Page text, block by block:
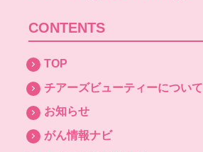
CONTENTS
TOP
チアーズビューティーについて
お知らせ
がん情報ナビ